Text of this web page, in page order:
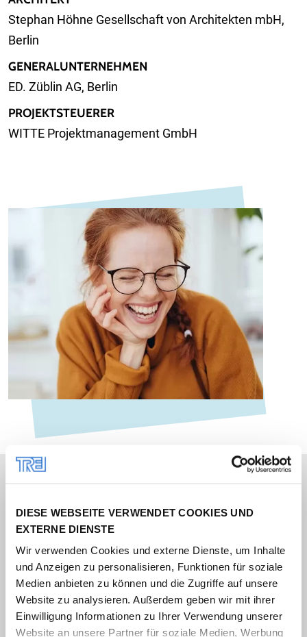
DIESE WEBSEITE VERWENDET COOKIES UND
EXTERNE DIENSTE
Wir verwenden Cookies und externe Dienste, um Inhalte
und Anzeigen zu personalisieren, Funktionen für soziale
Medien anbieten zu können und die Zugriffe auf unsere
Website zu analysieren. Außerdem geben wir mit ihrer
Einwilligung Informationen zu Ihrer Verwendung unserer
Website an unsere Partner für soziale Medien, Werbung
Stephan Höhne Gesellschaft von Architekten mbH,
Berlin
GENERALUNTERNEHMEN
ED. Züblin AG, Berlin
PROJEKTSTEUERER
WITTE Projektmanagement GmbH
IMPRESSIONEN